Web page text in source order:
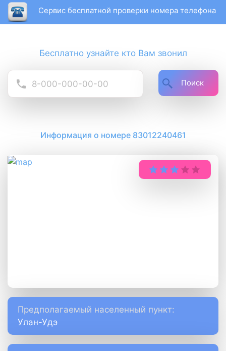
Сервис бесплатной проверки номера телефона
Бесплатно узнайте кто Вам звонил
Поиск
Информация о номере 83012240461
Предполагаемый населенный пункт:
Улан-Удэ